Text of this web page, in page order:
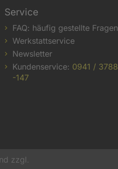
Service
FAQ: häufig gestellte Fragen
Werkstattservice
Newsletter
Kundenservice: 0941 / 3788
-147
zzgl.